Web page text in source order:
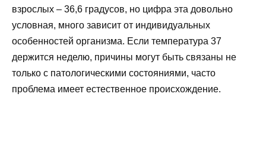
взрослых – 36,6 градусов, но цифра эта довольно
условная, много зависит от индивидуальных
особенностей организма. Если температура 37
держится неделю, причины могут быть связаны не
только с патологическими состояниями, часто
проблема имеет естественное происхождение.